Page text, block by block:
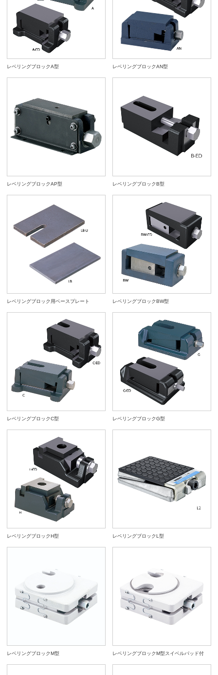
レベリングブロックA型 レベリングブロックAN型
レベリングブロックAP型 レベリングブロックB型
レベリングブロック用ベースプレート レベリングブロックBW型
レベリングブロックC型 レベリングブロックG型
レベリングブロックH型 レベリングブロックL型
レベリングブロックM型 レベリングブロックM型スイベルパッド付